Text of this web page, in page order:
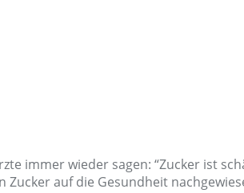
immer wieder sagen: “Zucker ist
auf die Gesundheit